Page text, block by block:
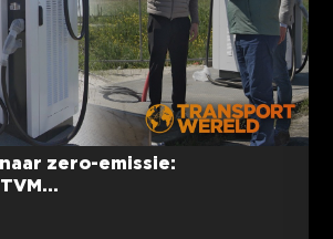
zero-emissie: